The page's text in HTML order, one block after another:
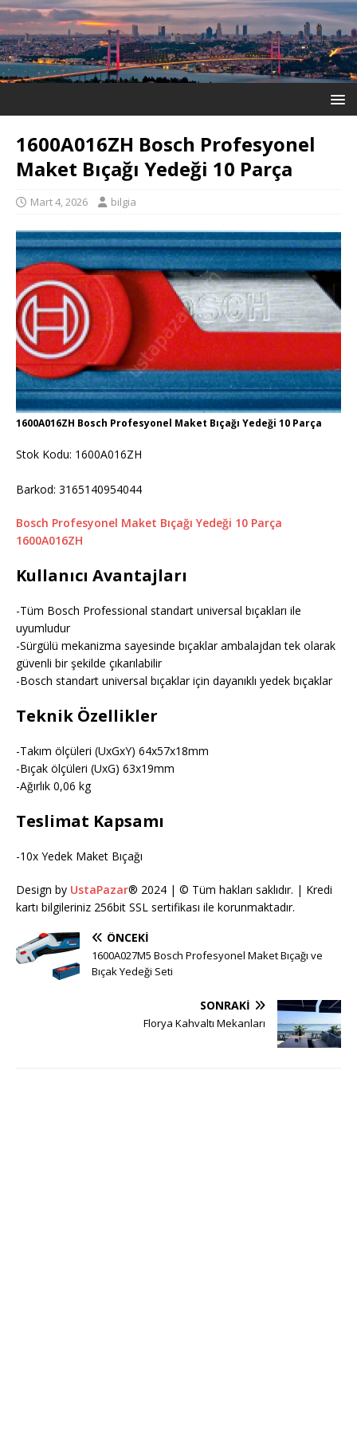
1600A016ZH Bosch Profesyonel
Maket Bıçağı Yedeği 10 Parça
Mart 4, 2026 bilgia
1600A016ZH Bosch Profesyonel Maket Bıçağı Yedeği 10 Parça
Stok Kodu: 1600A016ZH
Barkod: 3165140954044
Bosch Profesyonel Maket Bıçağı Yedeği 10 Parça
1600A016ZH
Kullanıcı Avantajları
-Tüm Bosch Professional standart universal bıçakları ile
uyumludur
-Sürgülü mekanizma sayesinde bıçaklar ambalajdan tek olarak
güvenli bir şekilde çıkarılabilir
-Bosch standart universal bıçaklar için dayanıklı yedek bıçaklar
Teknik Özellikler
-Takım ölçüleri (UxGxY) 64x57x18mm
-Bıçak ölçüleri (UxG) 63x19mm
-Ağırlık 0,06 kg
Teslimat Kapsamı
-10x Yedek Maket Bıçağı
Design by UstaPazar® 2024 | © Tüm hakları saklıdır. | Kredi
kartı bilgileriniz 256bit SSL sertifikası ile korunmaktadır.
ÖNCEKI
1600A027M5 Bosch Profesyonel Maket Bıçağı ve
Bıçak Yedeği Seti
SONRAKI
Florya Kahvaltı Mekanları